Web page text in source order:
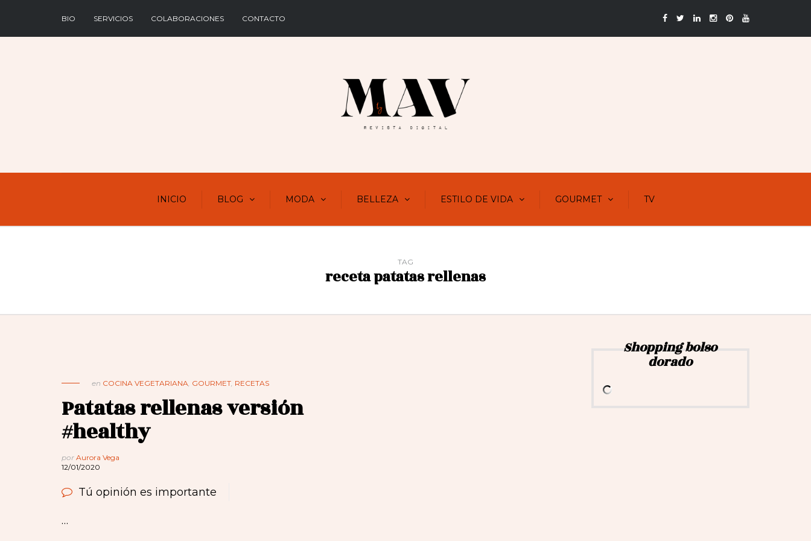
BIO SERVICIOS COLABORACIONES CONTACTO
INICIO BLOG MODA BELLEZA ESTILO DE VIDA GOURMET TV
TAG
receta patatas rellenas
en COCINA VEGETARIANA, GOURMET, RECETAS
Patatas rellenas versión
#healthy
por Aurora Vega
12/01/2020
Tú opinión es importante
…
Shopping bolso
dorado